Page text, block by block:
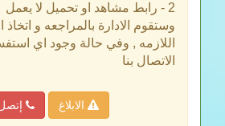
2 - رابط مشاهد او تحميل لا يعمل
وستقوم الادارة بالمراجعه و اتخاذ
اللازمه , وفي حالة وجود اي
الاتصال بنا
الابلاغ إتصل